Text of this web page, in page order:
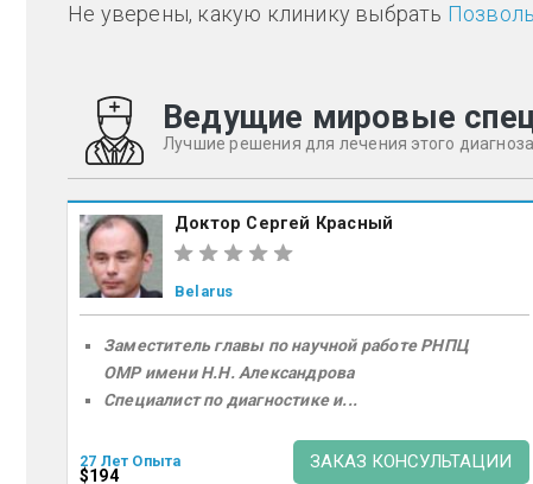
Не уверены, какую клинику выбрать
Ведущие мировые
Лучшие решения для лечения этого диагноза
Доктор Сергей Красный
Belarus
Заместитель главы по научной работе РНПЦ
ОМР имени Н.Н. Александрова
Специалист по диагностике и...
27 Лет Опыта
$194
ЗАКАЗ КОНСУЛЬТАЦИИ